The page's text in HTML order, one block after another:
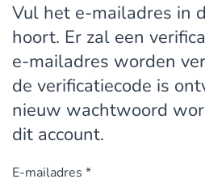
Vul het e-mailadres in
hoort. Er zal een
e-mailadres worden
de verificatiecode is
nieuw wachtwoord
dit account.
E-mailadres *